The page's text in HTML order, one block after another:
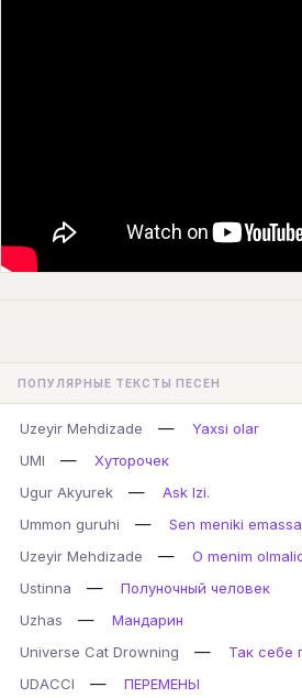
ПОПУЛЯРНЫЕ ТЕКСТЫ ПЕСЕН
Uzeyir Mehdizade —
Yaxsi olar
UMI
—
Хуторочек
Ugur Akyurek
—
Ask Izi.
Ummon guruhi
—
Sen meniki
Uzeyir Mehdizade
—
O menim
Ustinna
—
Полуночный человек
Uzhas
—
Мандарин
Universe Cat Drowning
—
Так себе
UDACCI
—
ПЕРЕМЕНЫ